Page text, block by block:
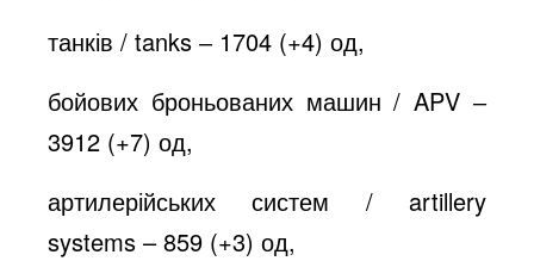
танків / tanks ‒ 1704 (+4) од,
бойових броньованих машин / APV ‒
3912 (+7) од,
артилерійських систем / artillery
systems – 859 (+3) од,